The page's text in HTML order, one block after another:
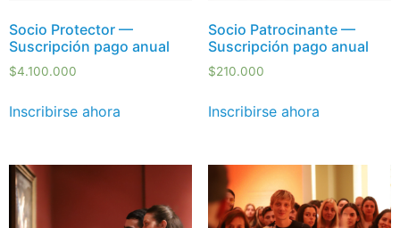
Socio Protector —
Suscripción pago anual
$4.100.000
Inscribirse ahora
Socio Patrocinante —
Suscripción pago anual
$210.000
Inscribirse ahora